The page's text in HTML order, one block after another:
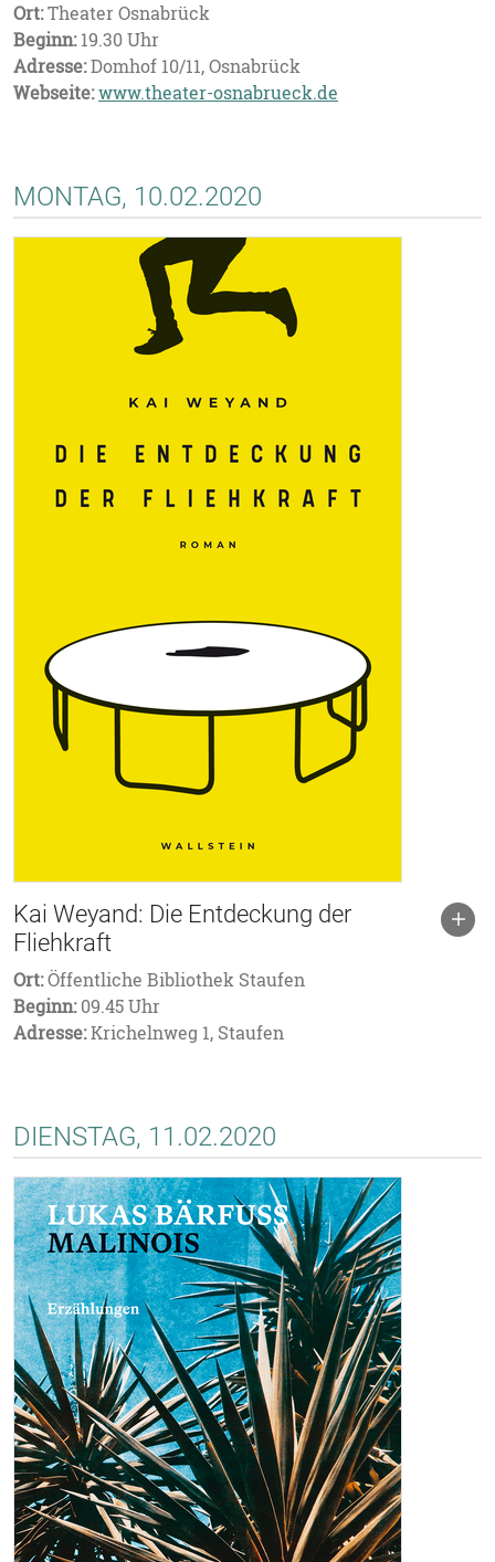
Ort:Theater Osnabrück
Beginn:19.30 Uhr
Adresse:Domhof 10/11, Osnabrück
Webseite:www.theater-osnabrueck.de
MONTAG, 10.02.2020
Kai Weyand: Die Entdeckung der
Fliehkraft
Ort:Öffentliche Bibliothek Staufen
Beginn:09.45 Uhr
Adresse:Krichelnweg 1, Staufen
DIENSTAG, 11.02.2020